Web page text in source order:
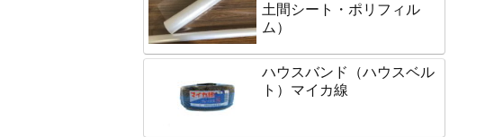
土間シート・ポリフィル
ム）
ハウスバンド（ハウスベル
ト）マイカ線